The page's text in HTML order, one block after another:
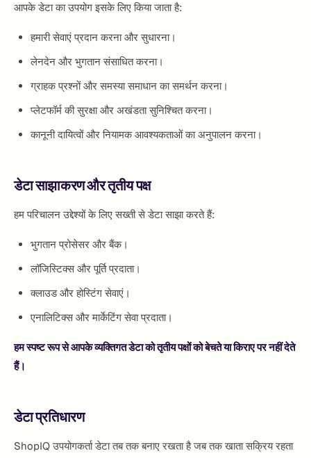
आपके डेटा का उपयोग इसके लिए किया जाता है:
हमारी सेवाएं प्रदान करना और सुधारना।
लेनदेन और भुगतान संसाधित करना।
ग्राहक प्रश्नों और समस्या समाधान का समर्थन करना।
प्लेटफॉर्म की सुरक्षा और अखंडता सुनिश्चित करना।
कानूनी दायित्वों और नियामक आवश्यकताओं का अनुपालन करना।
डेटा साझाकरण और तृतीय पक्ष
हम परिचालन उद्देश्यों के लिए सख्ती से डेटा साझा करते हैं:
भुगतान प्रोसेसर और बैंक।
लॉजिस्टिक्स और पूर्ति प्रदाता।
क्लाउड और होस्टिंग सेवाएं।
एनालिटिक्स और मार्केटिंग सेवा प्रदाता।
हम स्पष्ट रूप से आपके व्यक्तिगत डेटा को तृतीय पक्षों को बेचते या किराए पर नहीं देते
हैं।
डेटा प्रतिधारण
ShopIQ उपयोगकर्ता डेटा तब तक बनाए रखता है जब तक खाता सक्रिय रहता